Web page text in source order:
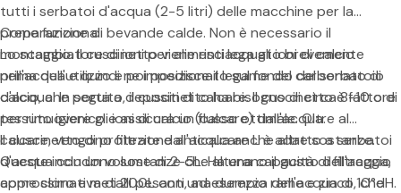
tutti i serbatoi d'acqua (2-5 litri) delle macchine per la
preparazione di bevande calde. Non è necessario il
montaggio. Il cuscinetto viene risciacquato brevemente
prima dell'utilizzo e poi posizionato sul fondo del serbatoio
d'acqua. In seguito, il cuscinetto ha bisogno di circa 8-10 ore
per rimuovere gli ioni di calcio (calcare) dall'acqua.
Come funziona:
Lo scambiatore di ioni per alimenti lega gli ioni di calcio
nell'acqua e quindi ne impedisce il legame del carbonato di
calcio, che porta a depositi di calcare. Il cuscinetto è fatto di
tessuto igienico e assicura un flusso ottimale. Oltre al
calcare, vengono filtrate dall'acqua anche altre sostanze.
Queste includono sostanze che alterano il gusto dell'acqua,
come cloro e metalli pesanti, ad esempio rame e zinco, che
Il cuscinetto di protezione anticalcare L è adatto a serbatoi
d'acqua con un volume di 2-5L. Ha una capacità di filtraggio
approssimativa di 200L con una durezza dell'acqua di 10°dH.